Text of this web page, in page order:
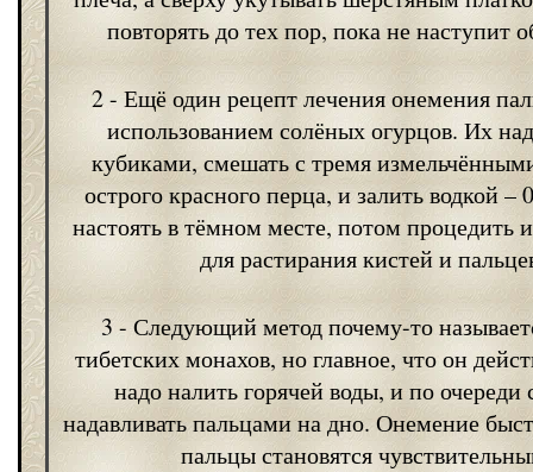
повторять до тех пор, пока не наступит
2 - Ещё один рецепт лечения онемения
использованием солёных огурцов. Их
кубиками, смешать с тремя
острого красного перца, и залить водкой
настоять в тёмном месте, потом процедить
для растирания кистей и
3 - Следующий метод почему-то
тибетских монахов, но главное, что он
надо налить горячей воды, и по очереди
надавливать пальцами на дно. Онемение
пальцы становятся